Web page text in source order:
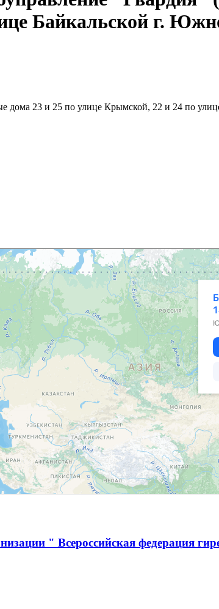
Байкальской г.
дома 23 и 25 по улице Крымской, 22 и 24 по
" Всероссийская федерация